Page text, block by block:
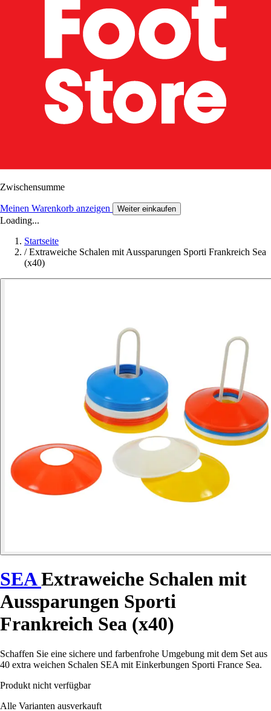
Zwischensumme
Meinen Warenkorb anzeigen Weiter einkaufen
Loading...
Startseite
/ Extraweiche Schalen mit Aussparungen Sporti Frankreich Sea
(x40)
SEAExtraweiche Schalen mit
Aussparungen Sporti
Frankreich Sea (x40)
Schaffen Sie eine sichere und farbenfrohe Umgebung mit dem Set aus
40 extra weichen Schalen SEA mit Einkerbungen Sporti France Sea.
Produkt nicht verfügbar
Alle Varianten ausverkauft